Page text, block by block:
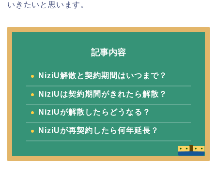
いきたいと思います。
記事内容
NiziU解散と契約期間はいつまで？
NiziUは契約期間がきれたら解散？
NiziUが解散したらどうなる？
NiziUが再契約したら何年延長？